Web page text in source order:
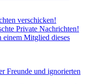
verschicken!
Private Nachrichten!
einem Mitglied dieses
Freunde und ignorierten